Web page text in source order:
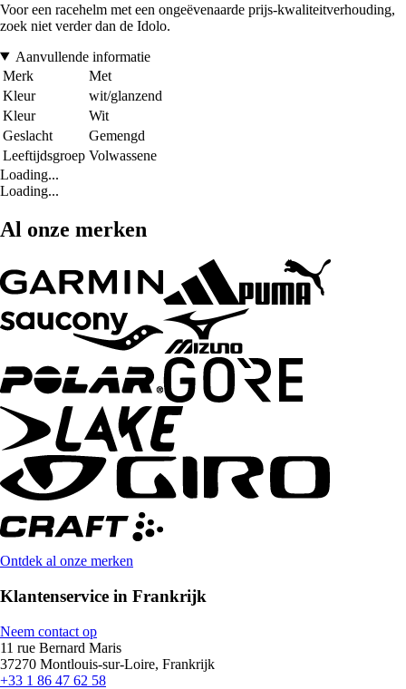
Voor een racehelm met een ongeëvenaarde prijs-kwaliteitverhouding,
zoek niet verder dan de Idolo.
Aanvullende informatie
Merk
Met
Kleur
wit/glanzend
Kleur
Wit
Geslacht
Gemengd
Leeftijdsgroep Volwassene
Loading...
Loading...
Al onze merken
Ontdek al onze merken
Klantenservice in Frankrijk
Neem contact op
11 rue Bernard Maris
37270 Montlouis-sur-Loire, Frankrijk
+33 1 86 47 62 58